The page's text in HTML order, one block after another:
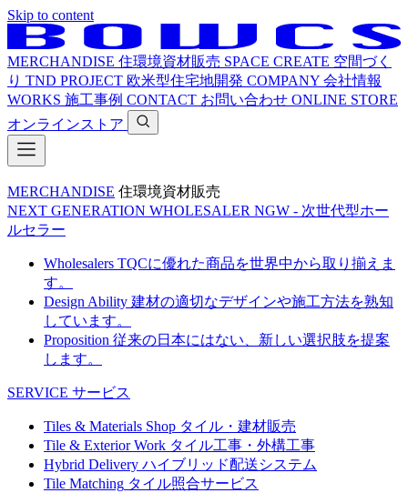
Skip to content
MERCHANDISE 住環境資材販売 SPACE CREATE 空間づく
り TND PROJECT 欧米型住宅地開発 COMPANY 会社情報
WORKS 施工事例 CONTACT お問い合わせ ONLINE STORE
オンラインストア
MERCHANDISE 住環境資材販売
NEXT GENERATION WHOLESALER NGW - 次世代型ホー
ルセラー
Wholesalers TQCに優れた商品を世界中から取り揃えま
す。
Design Ability 建材の適切なデザインや施工方法を熟知
しています。
Proposition 従来の日本にはない、新しい選択肢を提案
します。
SERVICE サービス
Tiles & Materials Shop タイル・建材販売
Tile & Exterior Work タイル工事・外構工事
Hybrid Delivery ハイブリッド配送システム
Tile Matching タイル照合サービス